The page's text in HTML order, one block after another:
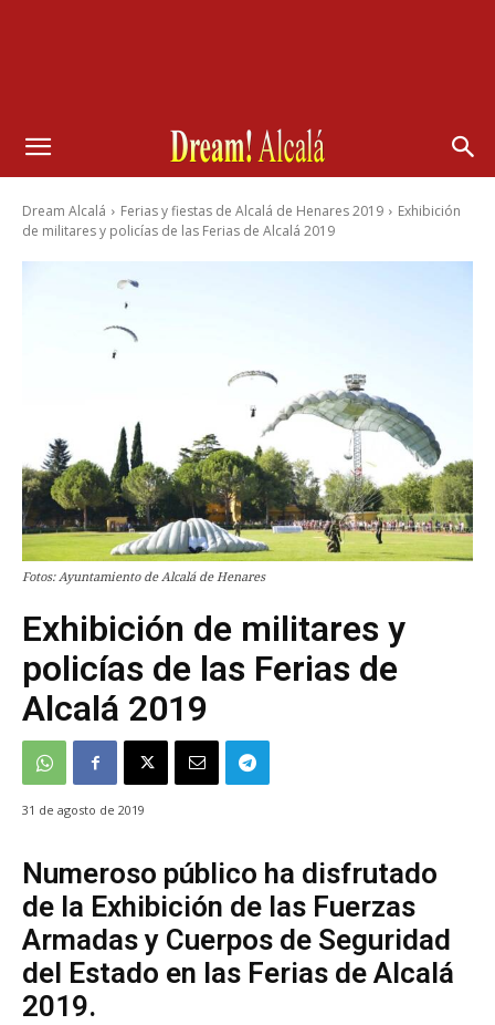
Dream Alcalá Ferias y fiestas de Alcalá de Henares 2019
Exhibición
de militares y policías de las Ferias de Alcalá 2019
Fotos: Ayuntamiento de Alcalá de Henares
Exhibición de militares y
policías de las Ferias de
Alcalá 2019
31 de agosto de 2019
Numeroso público ha disfrutado
de la Exhibición de las Fuerzas
Armadas y Cuerpos de Seguridad
del Estado en las Ferias de Alcalá
2019.